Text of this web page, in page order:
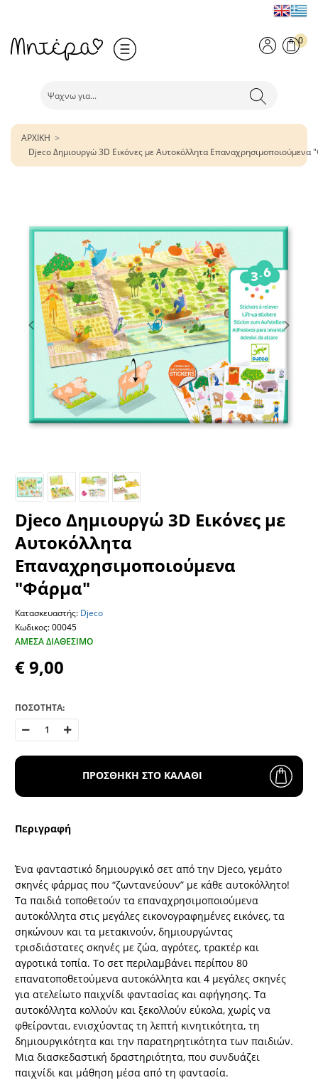
0
ΑΡΧΙΚΗ
Djeco Δημιουργώ 3D Εικόνες με Αυτοκόλλητα Επαναχρησιμοποιούμενα
Djeco Δημιουργώ 3D Εικόνες με
Αυτοκόλλητα
Επαναχρησιμοποιούμενα
"Φάρμα"
Κατασκευαστής: Djeco
Κωδικος: 00045
ΆΜΕΣΑ ΔΙΑΘΈΣΙΜΟ
€ 9,00
ΠΟΣΟΤΗΤΑ:
ΠΡΟΣΘΗΚΗ ΣΤΟ ΚΑΛΑΘΙ
Περιγραφή
Ένα φανταστικό δημιουργικό σετ από την Djeco, γεμάτο
σκηνές φάρμας που “ζωντανεύουν” με κάθε αυτοκόλλητο!
Τα παιδιά τοποθετούν τα επαναχρησιμοποιούμενα
αυτοκόλλητα στις μεγάλες εικονογραφημένες εικόνες, τα
σηκώνουν και τα μετακινούν, δημιουργώντας
τρισδιάστατες σκηνές με ζώα, αγρότες, τρακτέρ και
αγροτικά τοπία. Το σετ περιλαμβάνει περίπου 80
επανατοποθετούμενα αυτοκόλλητα και 4 μεγάλες σκηνές
για ατελείωτο παιχνίδι φαντασίας και αφήγησης. Τα
αυτοκόλλητα κολλούν και ξεκολλούν εύκολα, χωρίς να
φθείρονται, ενισχύοντας τη λεπτή κινητικότητα, τη
δημιουργικότητα και την παρατηρητικότητα των παιδιών.
Μια διασκεδαστική δραστηριότητα, που συνδυάζει
παιχνίδι και μάθηση μέσα από τη φαντασία.